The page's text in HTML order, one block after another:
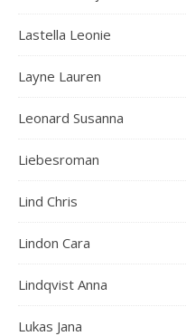
Lastella Leonie
Layne Lauren
Leonard Susanna
Liebesroman
Lind Chris
Lindon Cara
Lindqvist Anna
Lukas Jana